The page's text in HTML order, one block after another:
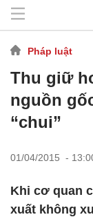
Pháp luật
Thu giữ
nguồn
“chui”
01/04/2015 -
Khi cơ quan
xuất không